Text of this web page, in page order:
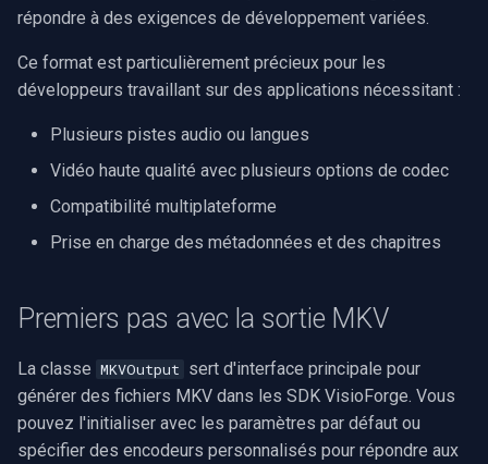
Intégration avec les
VisioForge
Avec Video Capture SDK
Avec Video Edit SDK
Avec Media Blocks SDK
matérielle
Bonnes pratiques pour les
développeurs
Conclusion
audio
Moteurs X
rendu vidéo WinForms
Texte sur une image vidéo
Désinstaller un filtre
VideoView définir une image
personnalisée
Zoom sur une image vidéo
Zoom vidéo plusieurs
moteurs de rendu
Pre-Event Recording
Serveur RTSP
Compositeur de vidéo en
Pont
ElevenLabs
Decklink
NVIDIA
AMA
Pelco
Swann
GeoVision
Canon
FLIR / Teledyne
Milesight
Capture vidéo (WMV)
Crossbar d'entrée vidéo
Moteur de rendu vidéo
Installation
répondre à des exigences de développement variées.
Ce format est particulièrement précieux pour les
développeurs travaillant sur des applications nécessitant :
Plusieurs pistes audio ou langues
Vidéo haute qualité avec plusieurs options de codec
Compatibilité multiplateforme
Prise en charge des métadonnées et des chapitres
Premiers pas avec la sortie MKV
La classe MKVOutput sert d'interface principale pour
générer des fichiers MKV dans les SDK VisioForge. Vous
pouvez l'initialiser avec les paramètres par défaut ou
spécifier des encodeurs personnalisés pour répondre aux